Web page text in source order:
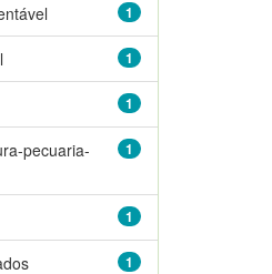
1
1
1
1
pecuaria-
1
1